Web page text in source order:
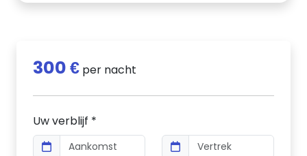
300 € per nacht
Uw verblijf *